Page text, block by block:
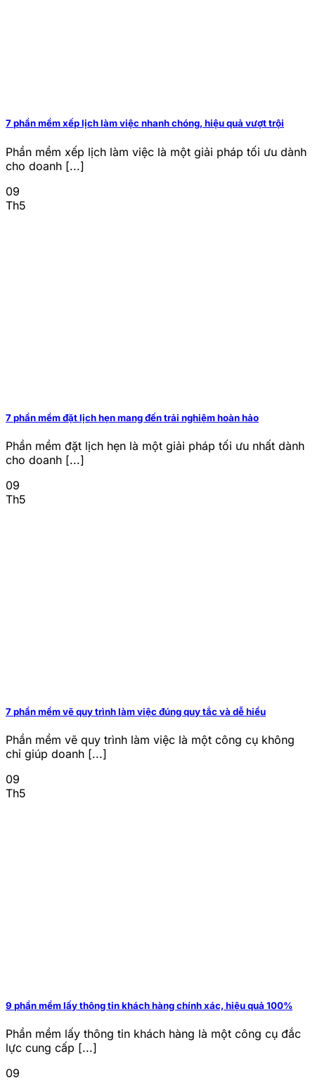
7 phần mềm xếp lịch làm việc nhanh chóng, hiệu quả vượt trội
Phần mềm xếp lịch làm việc là một giải pháp tối ưu dành
cho doanh [...]
09
Th5
7 phần mềm đặt lịch hẹn mang đến trải nghiệm hoàn hảo
Phần mềm đặt lịch hẹn là một giải pháp tối ưu nhất dành
cho doanh [...]
09
Th5
7 phần mềm vẽ quy trình làm việc đúng quy tắc và dễ hiểu
Phần mềm vẽ quy trình làm việc là một công cụ không
chỉ giúp doanh [...]
09
Th5
9 phần mềm lấy thông tin khách hàng chính xác, hiệu quả 100%
Phần mềm lấy thông tin khách hàng là một công cụ đắc
lực cung cấp [...]
09